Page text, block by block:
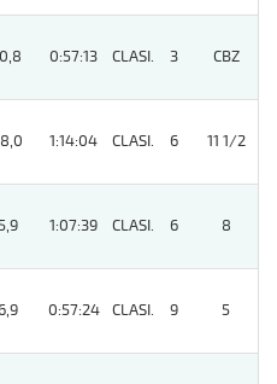
0:57:13 CLASI. 3 CBZ
1:14:04 CLASI. 6 11 1/2
1:07:39 CLASI. 6 8
0:57:24 CLASI. 9 5